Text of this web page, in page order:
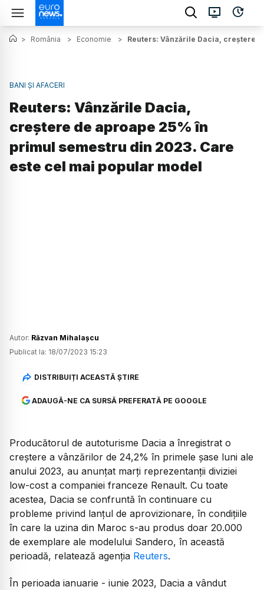
> România > Economie > Reuters: Vânzările Dacia, creștere
BANI ȘI AFACERI
Reuters: Vânzările Dacia,
creștere de aproape 25% în
primul semestru din 2023. Care
este cel mai popular model
Autor: Răzvan Mihalașcu
Publicat la: 18/07/2023 15:23
DISTRIBUIȚI ACEASTĂ ȘTIRE
ADAUGĂ-NE CA SURSĂ PREFERATĂ PE GOOGLE
Producătorul de autoturisme Dacia a înregistrat o
creștere a vânzărilor de 24,2% în primele șase luni ale
anului 2023, au anunțat marți reprezentanții diviziei
low-cost a companiei franceze Renault. Cu toate
acestea, Dacia se confruntă în continuare cu
probleme privind lanțul de aprovizionare, în condițiile
în care la uzina din Maroc s-au produs doar 20.000
de exemplare ale modelului Sandero, în această
perioadă, relatează agenția Reuters.
În perioada ianuarie - iunie 2023, Dacia a vândut